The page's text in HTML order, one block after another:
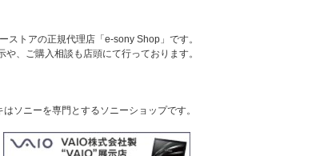
ソニーを専門とするソニーショップです。
ストアの正規代理店「e-sony Shop」です。
、ご購入相談も店頭にて行っております。